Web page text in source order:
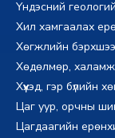
Үндэсний
Хил хамгаалах
Хөгжлийн
Хөдөлмөр,
Хүүхэд, гэр
Цаг уур, орчны
Цагдаагийн